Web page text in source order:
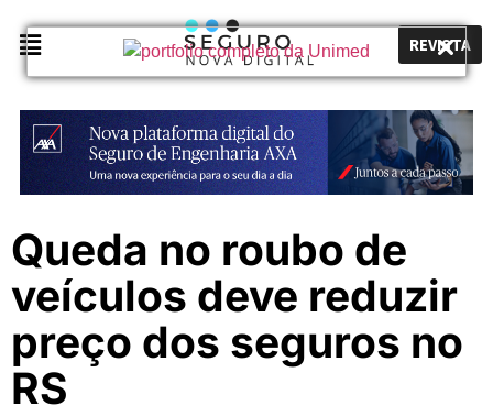
REVISTA
Queda no roubo de
veículos deve reduzir
preço dos seguros no
RS